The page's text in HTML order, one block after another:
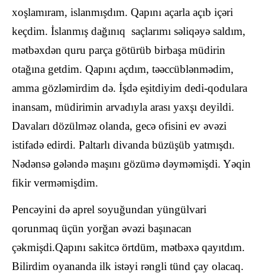
xoşlamıram, islanmışdım. Qapını açarla açıb içəri
keçdim. İslanmış dağınıq saçlarımı səliqəyə saldım,
mətbəxdən quru parça götürüb birbaşa müdirin
otağına getdim. Qapını açdım, təəccüblənmədim,
amma gözləmirdim də. İşdə eşitdiyim dedi-qodulara
inansam, müdirimin arvadıyla arası yaxşı deyildi.
Davaları dözülməz olanda, gecə ofisini ev əvəzi
istifadə edirdi. Paltarlı divanda büzüşüb yatmışdı.
Nədənsə gələndə maşını gözümə dəyməmişdi. Yəqin
fikir verməmişdim.
Pencəyini də aprel soyuğundan yüngülvari
qorunmaq üçün yorğan əvəzi başınacan
çəkmişdi.Qapını sakitcə örtdüm, mətbəxə qayıtdım.
Bilirdim oyananda ilk istəyi rəngli tünd çay olacaq.